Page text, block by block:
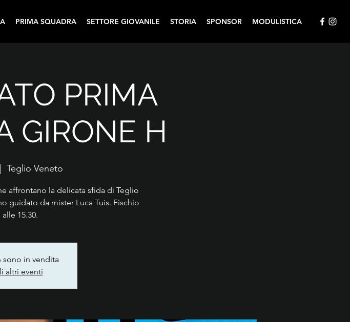
PRIMA SQUADRA SETTORE GIOVANILE STORIA SPONSOR MODULISTICA
PRIMA
GIRONE H
Teglio Veneto
affrontano la delicata sfida di Teglio
guidato da mister Luca Tuis. Fischio
15.30.
in vendita
altri eventi